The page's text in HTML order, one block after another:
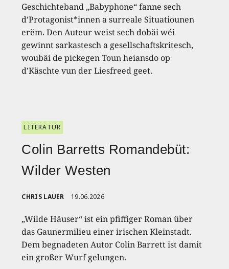
Geschichteband „Babyphone“ fanne sech
d’Protagonist*innen a surreale Situatiounen
erëm. Den Auteur weist sech dobäi wéi
gewinnt sarkastesch a gesellschaftskritesch,
woubäi de pickegen Toun heiansdo op
d’Käschte vun der Liesfreed geet.
LITERATUR
Colin Barretts Romandebüt:
Wilder Westen
CHRIS LAUER 19.06.2026
„Wilde Häuser“ ist ein pfiffiger Roman über
das Gaunermilieu einer irischen Kleinstadt.
Dem begnadeten Autor Colin Barrett ist damit
ein großer Wurf gelungen.